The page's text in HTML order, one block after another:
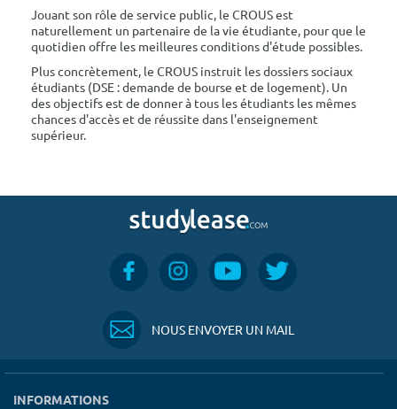
Jouant son rôle de service public, le CROUS est
naturellement un partenaire de la vie étudiante, pour que le
quotidien offre les meilleures conditions d'étude possibles.
Plus concrètement, le CROUS instruit les dossiers sociaux
étudiants (DSE : demande de bourse et de logement). Un
des objectifs est de donner à tous les étudiants les mêmes
chances d'accès et de réussite dans l'enseignement
supérieur.
NOUS ENVOYER UN MAIL
INFORMATIONS